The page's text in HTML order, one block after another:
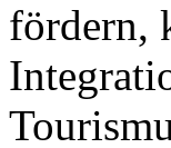
fördern,